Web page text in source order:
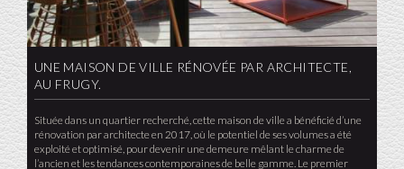
UNE MAISON DE VILLE RÉNOVÉE PAR ARCHITECTE,
AU FRUGY.
Située dans un quartier recherché, cette maison de ville a bénéficié d’une
rénovation par architecte en 2017, où le potentiel de ses volumes a été
exploité et optimisé, pour devenir une demeure mêlant le charme de
l’ancien et les tendances contemporaines de belle gamme. Le premier